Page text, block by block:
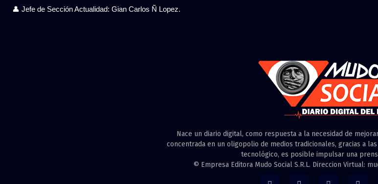
👤 Jefe de Sección Actualidad: Gian Carlos Ñ Lopez.
Nace un diario digital, como respuesta a la necesidad de
concentrada en un oligopolio de medios tradicionales, gracias a
tecnológico, es posible impulsar una
© Empresa Editora Mudo Social S.R.L. Direccion Virtual: